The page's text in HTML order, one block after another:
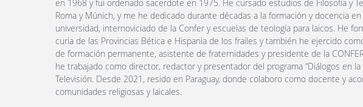
en 1968 y fui ordenado sacerdote en 1975. He cursado estudios de Filosofía y
Roma y Múnich, y me he dedicado durante décadas a la formación y docencia
universidad, internoviciado de la Confer y escuelas de teología para laicos. He
curia de las Provincias Bética e Hispania de los frailes y también he ejercido
de formación permanente, asistente de fraternidades y presidente de la
he trabajado como director, redactor y presentador del programa “Diálogos en la
Televisión. Desde 2021, resido en Paraguay, donde colaboro como docente y
comunidades religiosas y laicales.